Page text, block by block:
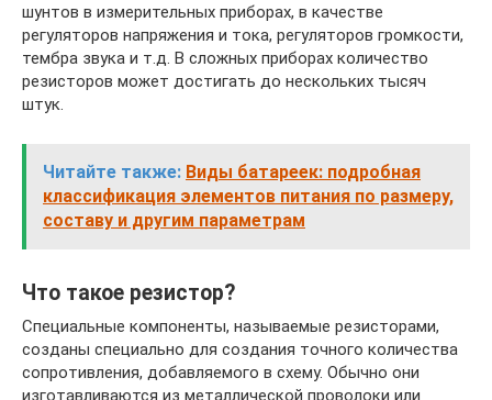
шунтов в измерительных приборах, в качестве
регуляторов напряжения и тока, регуляторов громкости,
тембра звука и т.д. В сложных приборах количество
резисторов может достигать до нескольких тысяч
штук.
Читайте также: Виды батареек: подробная
классификация элементов питания по размеру,
составу и другим параметрам
Что такое резистор?
Специальные компоненты, называемые резисторами,
созданы специально для создания точного количества
сопротивления, добавляемого в схему. Обычно они
изготавливаются из металлической проволоки или